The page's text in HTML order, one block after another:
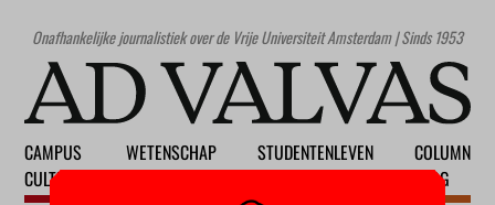
Onafhankelijke journalistiek over de Vrije Universiteit Amsterdam | Sinds 1953
CAMPUS
CULTUUR
WETENSCHAP
STUDENTENLEVEN
COLUMN
BLOG